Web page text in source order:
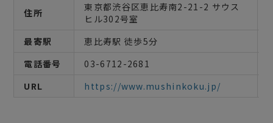
住所
東京都渋谷区恵比寿南2-21-2 サウス
ヒル302号室
最寄駅
恵比寿駅 徒歩5分
電話番号
03-6712-2681
URL
https://www.mushinkoku.jp/